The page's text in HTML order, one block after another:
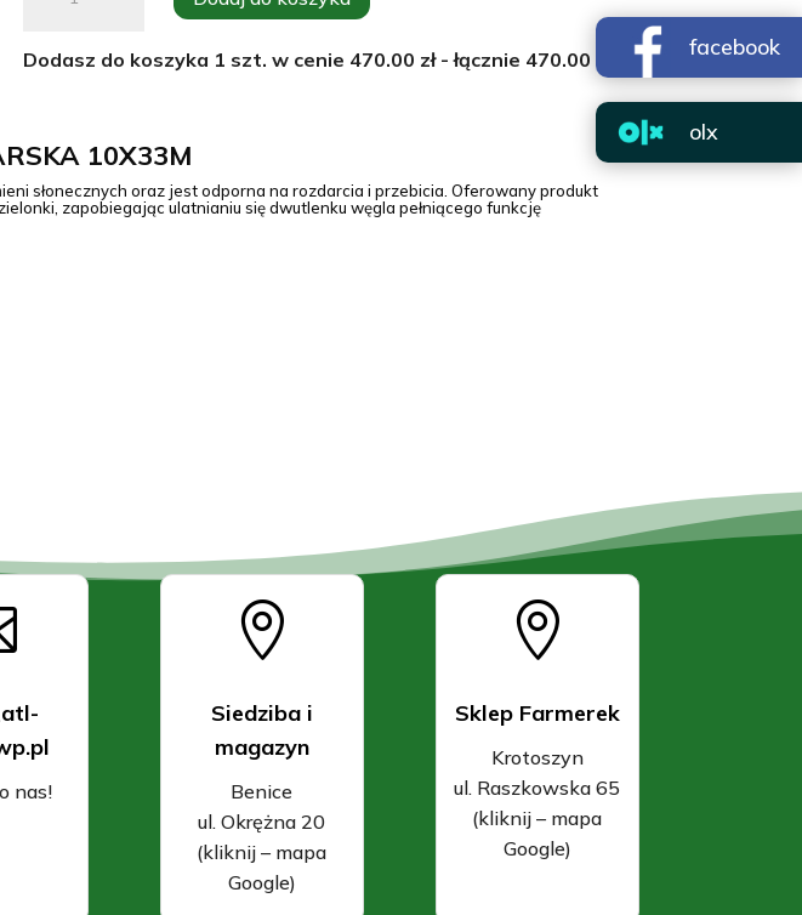
pryzmowa
Dodasz do koszyka 1 szt. w cenie 470.00 zł - łącznie 470.00
10X33M
słonecznych oraz jest odporna na rozdarcia i przebicia. Oferowany produkt
zapobiegając ulatnianiu się dwutlenku węgla pełniącego funkcję
nas!

Siedziba i
magazyn
Benice
ul. Okrężna 20
(kliknij – mapa
Google)

Sklep Farmerek
Krotoszyn
ul. Raszkowska 65
(kliknij – mapa
Google)
facebook
olx